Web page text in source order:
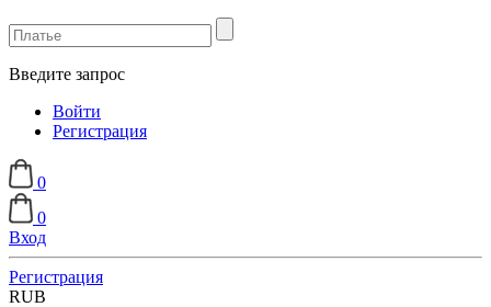
Введите запрос
Войти
Регистрация
0
0
Вход
Регистрация
RUB